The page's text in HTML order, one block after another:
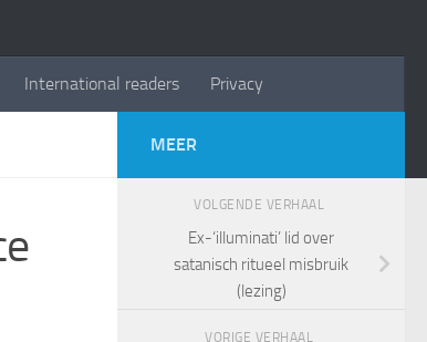
International readers Privacy
MEER
VOLGENDE VERHAAL
Ex-‘illuminati’ lid over
satanisch ritueel misbruik
(lezing)
VORIGE VERHAAL